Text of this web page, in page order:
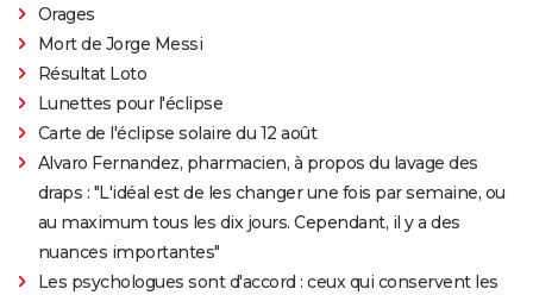
Orages
Mort de Jorge Messi
Résultat Loto
Lunettes pour l'éclipse
Carte de l'éclipse solaire du 12 août
Alvaro Fernandez, pharmacien, à propos du lavage des
draps : "L'idéal est de les changer une fois par semaine, ou
au maximum tous les dix jours. Cependant, il y a des
nuances importantes"
Les psychologues sont d'accord : ceux qui conservent les